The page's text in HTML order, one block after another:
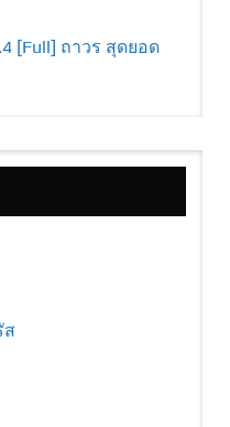
[Full] ถาวร สุดยอด
ส